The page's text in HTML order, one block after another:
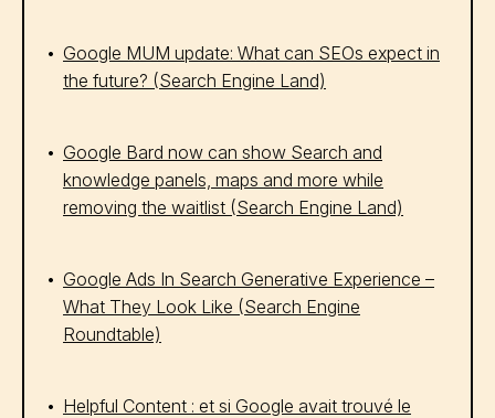
Google MUM update: What can SEOs expect in
the future? (Search Engine Land)
Google Bard now can show Search and
knowledge panels, maps and more while
removing the waitlist (Search Engine Land)
Google Ads In Search Generative Experience –
What They Look Like (Search Engine
Roundtable)
Helpful Content : et si Google avait trouvé le